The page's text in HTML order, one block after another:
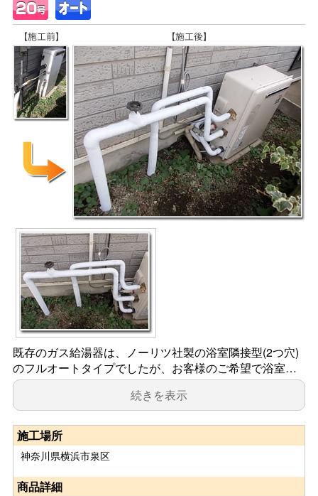
既存のガス給湯器は、ノーリツ社製の浴室隣接型(2つ穴)
のフルオートタイプでしたが、お客様のご希望で浴室…
続きを表示
施工場所
神奈川県横浜市泉区
商品詳細